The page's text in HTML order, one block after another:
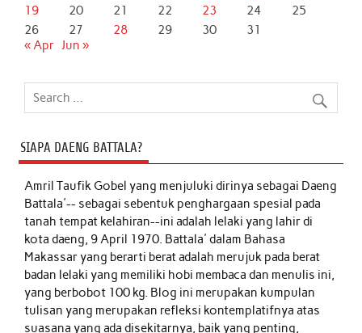
19
20 21 22 23 24
25
26
27 28 29 30
31
« Apr Jun »
SIAPA DAENG BATTALA?
Amril Taufik Gobelyang menjuluki dirinya sebagai Daeng
Battala'-- sebagai sebentuk penghargaan spesial pada
tanah tempat kelahiran--ini adalah lelaki yang lahir di
kota daeng, 9 April 1970. Battala' dalam Bahasa
Makassar yang berarti berat adalah merujuk pada berat
badan lelaki yang memiliki hobi membaca dan menulis ini,
yang berbobot 100 kg. Blog ini merupakan kumpulan
tulisan yang merupakan refleksi kontemplatifnya atas
suasana yang ada disekitarnya, baik yang penting,